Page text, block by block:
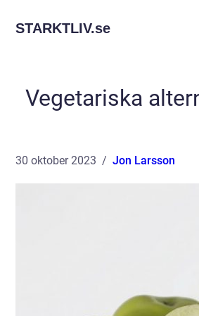
STARKTLIV.se
Vegetariska
30 oktober 2023 Jon Larsson